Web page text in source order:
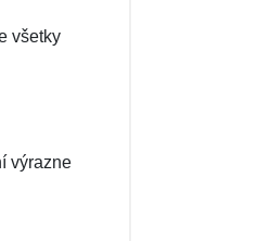
všetky
výrazne